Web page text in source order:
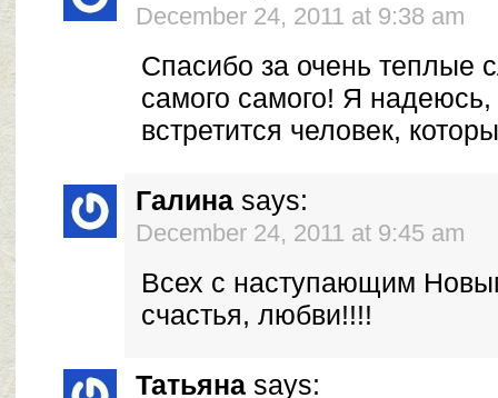
December 24, 2011 at 9:38 am
Спасибо за очень теплые
самого самого! Я
встретится человек,
Галина says:
December 24, 2011 at 9:45 am
Всех с наступающим
счастья, любви!!!!
Татьяна says: